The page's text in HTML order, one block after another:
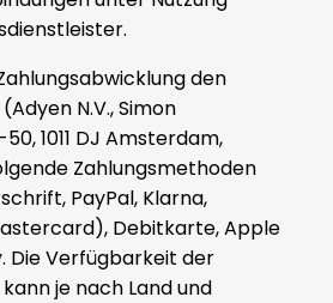
den
N.V., Simon
1011 DJ Amsterdam,
Zahlungsmethoden
PayPal, Klarna,
Debitkarte, Apple
Die Verfügbarkeit der
je nach Land und